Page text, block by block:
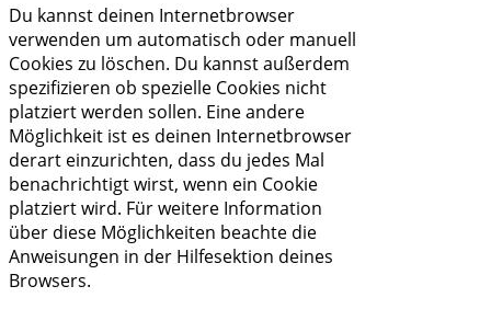
Du kannst deinen Internetbrowser
verwenden um automatisch oder manuell
Cookies zu löschen. Du kannst außerdem
spezifizieren ob spezielle Cookies nicht
platziert werden sollen. Eine andere
Möglichkeit ist es deinen Internetbrowser
derart einzurichten, dass du jedes Mal
benachrichtigt wirst, wenn ein Cookie
platziert wird. Für weitere Information
über diese Möglichkeiten beachte die
Anweisungen in der Hilfesektion deines
Browsers.